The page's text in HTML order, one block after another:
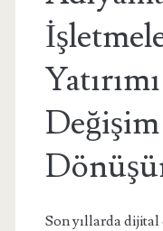
Son yıllarda dijital